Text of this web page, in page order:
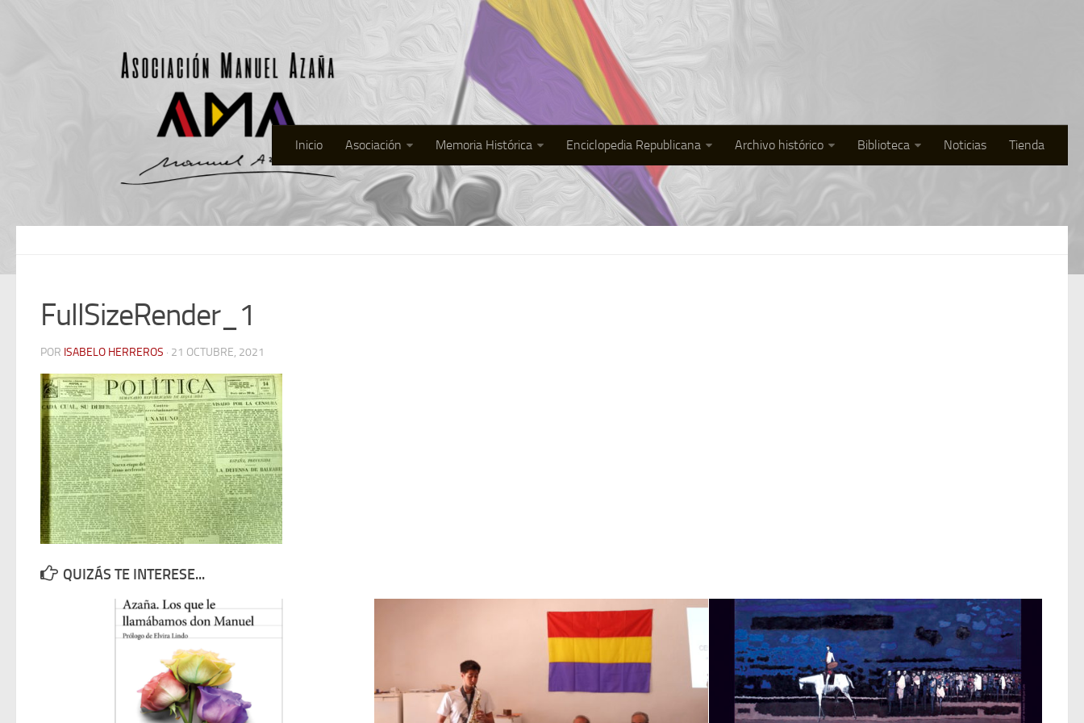
Inicio Asociación Memoria Histórica Enciclopedia Republicana Archivo histórico Biblioteca Noticias Tienda
FullSizeRender_1
POR ISABELO HERREROS · 21 OCTUBRE, 2021
QUIZÁS TE INTERESE...